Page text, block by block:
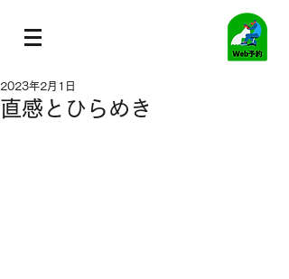
直感とひらめき
2023年2月1日